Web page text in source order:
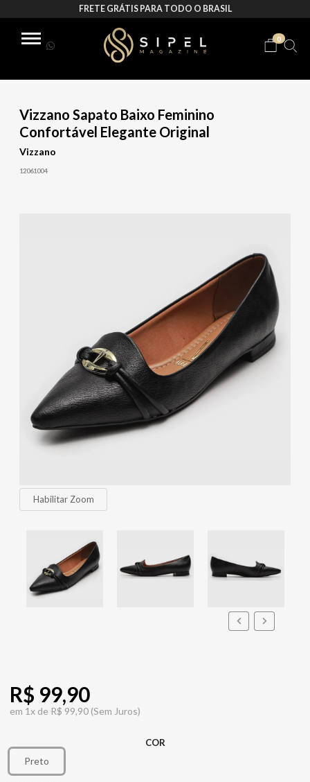
FRETE GRÁTIS PARA TODO O BRASIL
0
Vizzano Sapato Baixo Feminino
Confortável Elegante Original
Vizzano
12061004
Habilitar Zoom
R$ 99,90
em 1x de R$ 99,90 (Sem Juros)
COR
Preto